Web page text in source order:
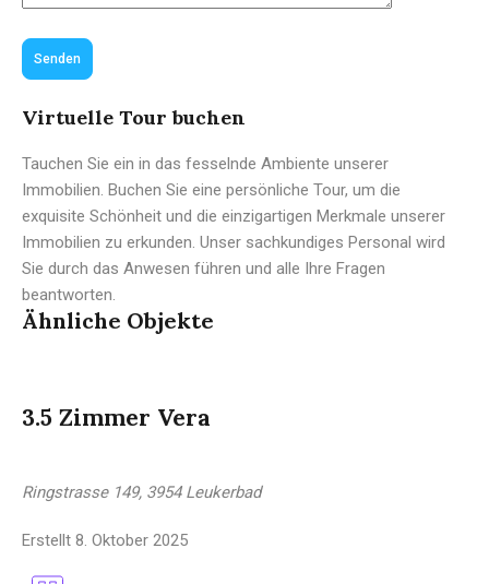
Senden
Virtuelle Tour buchen
Tauchen Sie ein in das fesselnde Ambiente unserer
Immobilien. Buchen Sie eine persönliche Tour, um die
exquisite Schönheit und die einzigartigen Merkmale unserer
Immobilien zu erkunden. Unser sachkundiges Personal wird
Sie durch das Anwesen führen und alle Ihre Fragen
beantworten.
Ähnliche Objekte
3.5 Zimmer Vera
Ringstrasse 149, 3954 Leukerbad
Erstellt 8. Oktober 2025